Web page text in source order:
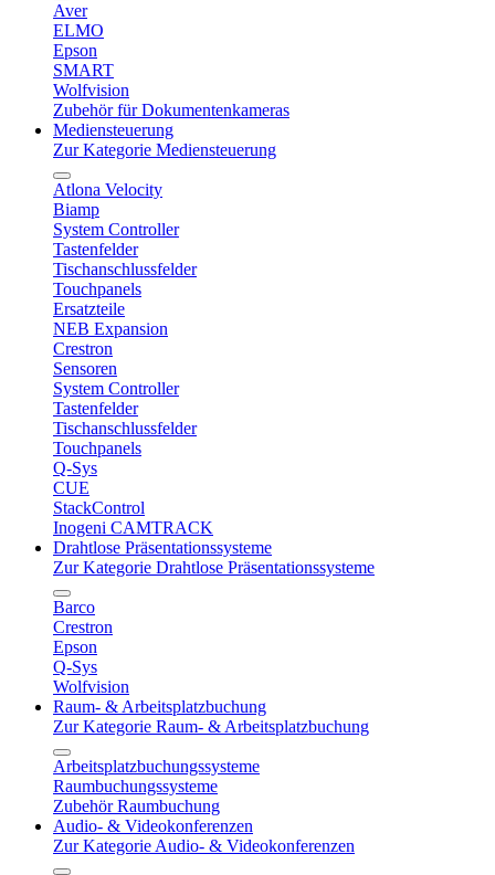
Aver
ELMO
Epson
SMART
Wolfvision
Zubehör für Dokumentenkameras
Mediensteuerung
Zur Kategorie Mediensteuerung
Atlona Velocity
Biamp
System Controller
Tastenfelder
Tischanschlussfelder
Touchpanels
Ersatzteile
NEB Expansion
Crestron
Sensoren
System Controller
Tastenfelder
Tischanschlussfelder
Touchpanels
Q-Sys
CUE
StackControl
Inogeni CAMTRACK
Drahtlose Präsentationssysteme
Zur Kategorie Drahtlose Präsentationssysteme
Barco
Crestron
Epson
Q-Sys
Wolfvision
Raum- & Arbeitsplatzbuchung
Zur Kategorie Raum- & Arbeitsplatzbuchung
Arbeitsplatzbuchungssysteme
Raumbuchungssysteme
Zubehör Raumbuchung
Audio- & Videokonferenzen
Zur Kategorie Audio- & Videokonferenzen